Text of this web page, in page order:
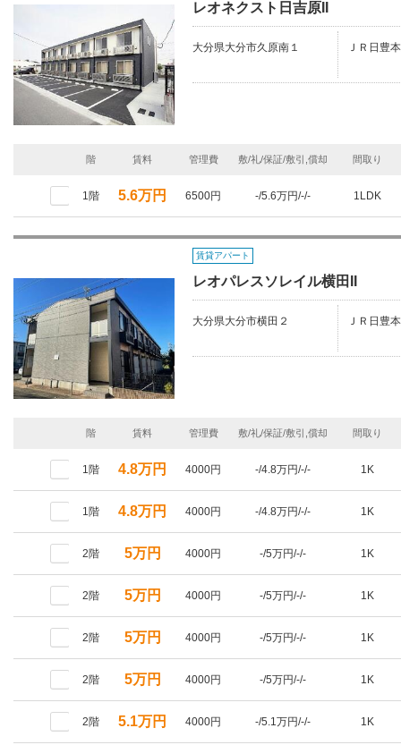
レオネクスト日吉原II
大分県大分市久原南１ ＪＲ日豊
階 賃料 管理費 敷/礼/保証/敷引,償却 間取り
1階 5.6万円 6500円 -/5.6万円/-/- 1LDK
賃貸アパート
レオパレスソレイル横田II
大分県大分市横田２ ＪＲ日豊
階 賃料 管理費 敷/礼/保証/敷引,償却 間取り
1階 4.8万円 4000円 -/4.8万円/-/- 1K
1階 4.8万円 4000円 -/4.8万円/-/- 1K
2階 5万円 4000円 -/5万円/-/- 1K
2階 5万円 4000円 -/5万円/-/- 1K
2階 5万円 4000円 -/5万円/-/- 1K
2階 5万円 4000円 -/5万円/-/- 1K
2階 5.1万円 4000円 -/5.1万円/-/- 1K